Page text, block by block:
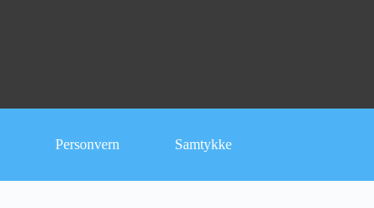
Personvern Samtykke